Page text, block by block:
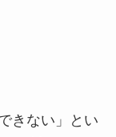
きない」とい